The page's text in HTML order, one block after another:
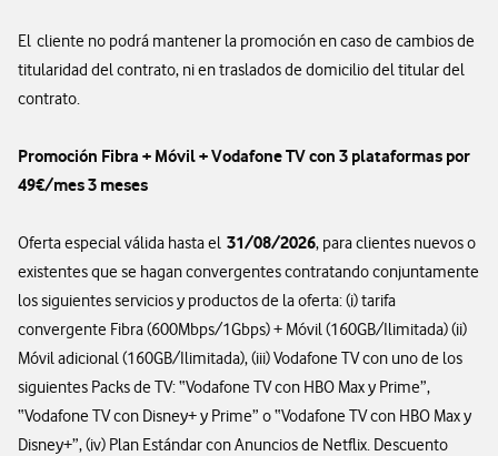
El cliente no podrá mantener la promoción en caso de cambios de
titularidad del contrato, ni en traslados de domicilio del titular del
contrato.
Promoción Fibra + Móvil + Vodafone TV con 3 plataformas por
49€/mes 3 meses
Oferta especial válida hasta el 31/08/2026, para clientes nuevos o
existentes que se hagan convergentes contratando conjuntamente
los siguientes servicios y productos de la oferta: (i) tarifa
convergente Fibra (600Mbps/1Gbps) + Móvil (160GB/Ilimitada) (ii)
Móvil adicional (160GB/Ilimitada), (iii) Vodafone TV con uno de los
siguientes Packs de TV: “Vodafone TV con HBO Max y Prime”,
“Vodafone TV con Disney+ y Prime” o “Vodafone TV con HBO Max y
Disney+”, (iv) Plan Estándar con Anuncios de Netflix. Descuento